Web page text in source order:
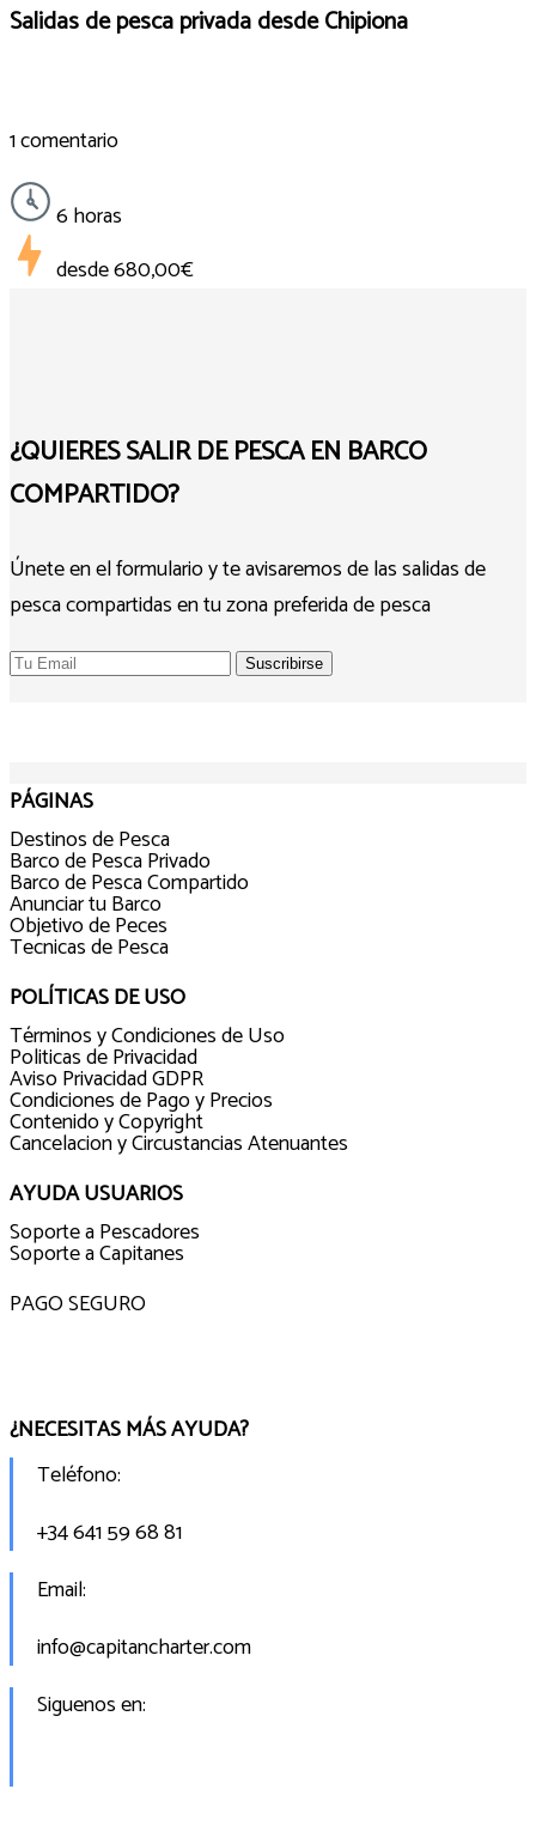
Salidas de pesca privada desde Chipiona
1 comentario
6 horas
desde680,00€
¿QUIERES SALIR DE PESCA EN BARCO
COMPARTIDO?
Únete en el formulario y te avisaremos de las salidas de
pesca compartidas en tu zona preferida de pesca
PÁGINAS
Destinos de Pesca
Barco de Pesca Privado
Barco de Pesca Compartido
Anunciar tu Barco
Objetivo de Peces
Tecnicas de Pesca
POLÍTICAS DE USO
Términos y Condiciones de Uso
Politicas de Privacidad
Aviso Privacidad GDPR
Condiciones de Pago y Precios
Contenido y Copyright
Cancelacion y Circustancias Atenuantes
AYUDA USUARIOS
Soporte a Pescadores
Soporte a Capitanes
PAGO SEGURO
¿NECESITAS MÁS AYUDA?
Teléfono:
+34 641 59 68 81
Email:
info@capitancharter.com
Siguenos en: